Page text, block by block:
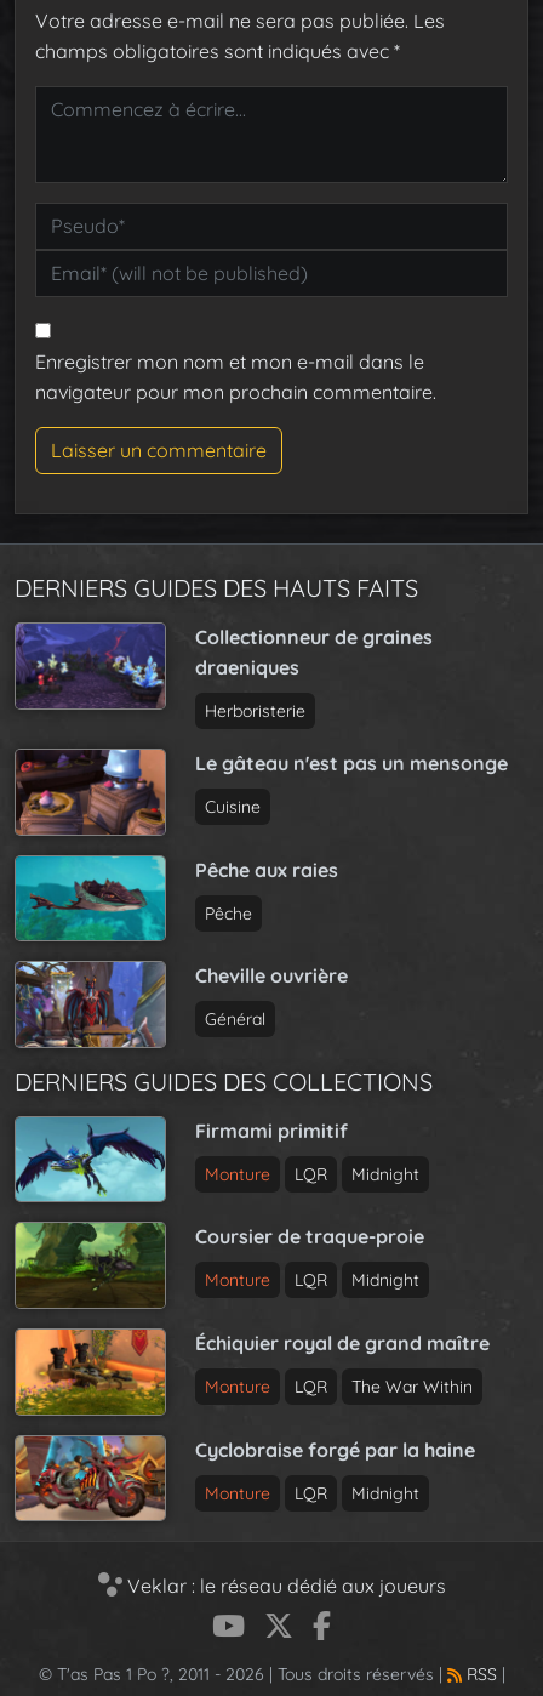
Votre adresse e-mail ne sera pas publiée. Les
champs obligatoires sont indiqués avec *
Enregistrer mon nom et mon e-mail dans le
navigateur pour mon prochain commentaire.
DERNIERS GUIDES DES HAUTS FAITS
Collectionneur de graines
draeniques
Herboristerie
Le gâteau n'est pas un mensonge
Cuisine
Pêche aux raies
Pêche
Cheville ouvrière
Général
DERNIERS GUIDES DES COLLECTIONS
Firmami primitif
Monture LQR Midnight
Coursier de traque-proie
Monture LQR Midnight
Échiquier royal de grand maître
Monture LQR The War Within
Cyclobraise forgé par la haine
Monture LQR Midnight
Veklar : le réseau dédié aux joueurs
© T'as Pas 1 Po ?, 2011 - 2026 | Tous droits réservés | RSS|